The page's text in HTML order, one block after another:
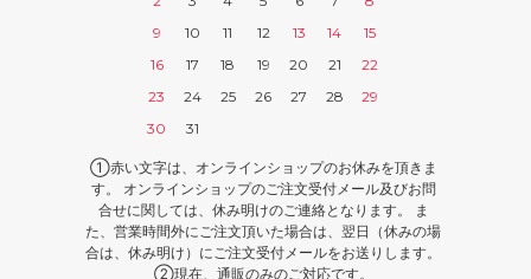
9
10 11 12 13 14
15
16
17 18 19 20 21
22
23
24 25 26 27 28
29
30
31
①赤い文字は、オンラインショップのお休みを頂きま
す。 オンラインショップのご注文受付メール及びお問
合せに関しては、休み明けのご連絡となります。 ま
た、営業時間外にご注文頂いた場合は、翌日（休みの場
合は、休み明け）にご注文受付メールをお送りします。
②現在、通販のみのご対応です。